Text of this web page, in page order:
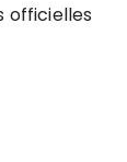
officielles